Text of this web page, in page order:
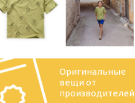
Оригинальные
вещи от
производителей